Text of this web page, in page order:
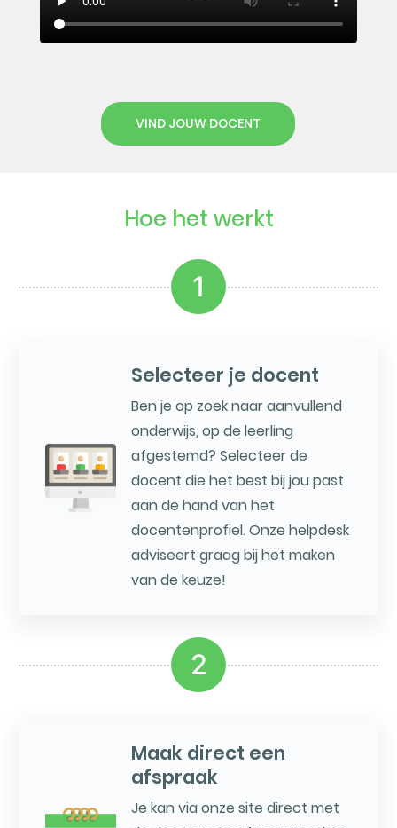
VIND JOUW DOCENT
Hoe het werkt
1
Selecteer je docent
Ben je op zoek naar aanvullend
onderwijs, op de leerling
afgestemd? Selecteer de
docent die het best bij jou past
aan de hand van het
docentenprofiel. Onze helpdesk
adviseert graag bij het maken
van de keuze!
2
Maak direct een
afspraak
Je kan via onze site direct met